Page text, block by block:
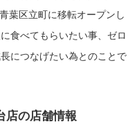
葉区立町に移転オープンし
食べてもらいたい事、ゼロ
につなげたい為とのことで
店の店舗情報